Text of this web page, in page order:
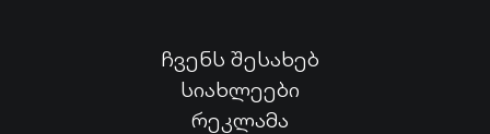
ჩვენს შესახებ
სიახლეები
რეკლამა